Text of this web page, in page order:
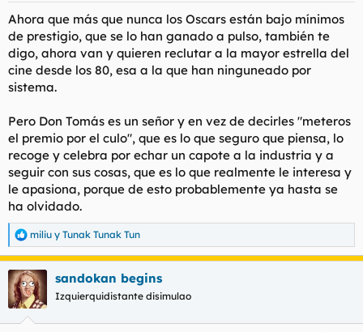
Ahora que más que nunca los Oscars están bajo mínimos
de prestigio, que se lo han ganado a pulso, también te
digo, ahora van y quieren reclutar a la mayor estrella del
cine desde los 80, esa a la que han ninguneado por
sistema.
Pero Don Tomás es un señor y en vez de decirles "meteros
el premio por el culo", que es lo que seguro que piensa, lo
recoge y celebra por echar un capote a la industria y a
seguir con sus cosas, que es lo que realmente le interesa y
le apasiona, porque de esto probablemente ya hasta se
ha olvidado.
R
e
a
c
c
i
miliu y Tunak Tunak Tun
sandokan begins
Izquierquidistante disimulao